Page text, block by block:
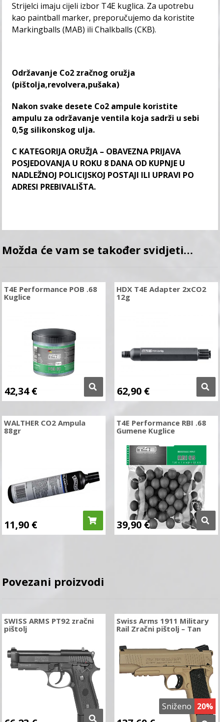
Strijelci imaju cijeli izbor T4E kuglica. Za upotrebu
kao paintball marker, preporučujemo da koristite
Markingballs (MAB) ili Chalkballs (CKB).
Održavanje Co2 zračnog oružja
(pištolja,revolvera,pušaka)
Nakon svake desete Co2 ampule koristite
ampulu za održavanje ventila koja sadrži u sebi
0,5g silikonskog ulja.
C KATEGORIJA ORUŽJA – OBAVEZNA PRIJAVA
POSJEDOVANJA U ROKU 8 DANA OD KUPNJE U
NADLEŽNOJ POLICIJSKOJ POSTAJI ILI UPRAVI PO
ADRESI PREBIVALIŠTA.
Možda će vam se također svidjeti…
T4E Performance POB .68
Kuglice
42,34€
HDX T4E Adapter 2xCO2
12g
62,90 €
WALTHER CO2 Ampula
88gr
11,90 €
T4E Performance RBI .68
Gumene Kuglice
39,90 €
Povezani proizvodi
SWISS ARMS PT92 zračni
pištolj
Sniženo 20%
Swiss Arms 1911 Military
Rail Zračni pištolj – Tan